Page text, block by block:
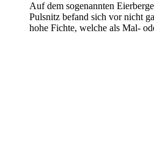
Auf dem sogenannten
Pulsnitz befand sich vor nicht
hohe Fichte, welche als Mal-